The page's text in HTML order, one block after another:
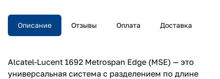
емкости и гибкости WDM,
необходимых современным
сетевым операторам для
полосы пропускания.
Описание Отзывы Оплата Доставка
Alcatel-Lucent 1692 Metrospan Edge (MSE) — это
универсальная система с разделением по длине